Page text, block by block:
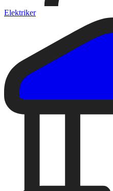
Elektriker